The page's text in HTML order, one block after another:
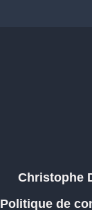
Christophe
Politique de